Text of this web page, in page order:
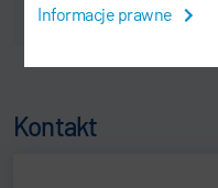
Informacje prawne
Kontakt